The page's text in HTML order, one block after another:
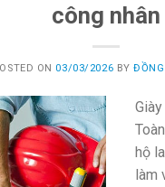
công nhân
ON 03/03/2026 BY
hộ
làm